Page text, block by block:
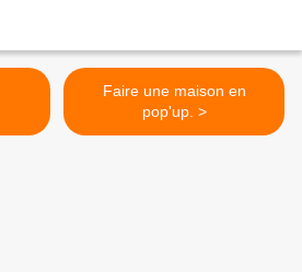
Faire une maison en
pop'up. >